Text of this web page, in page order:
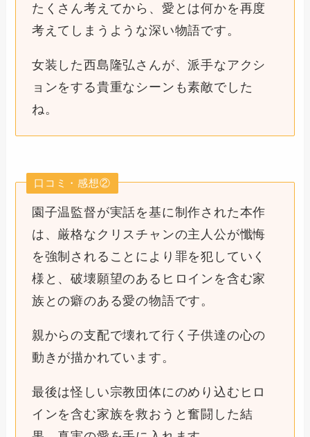
たくさん考えてから、愛とは何かを再度
考えてしまうような深い物語です。
女装した西島隆弘さんが、派手なアクシ
ョンをする貴重なシーンも素敵でした
ね。
口コミ・感想②
園子温監督が実話を基に制作された本作
は、厳格なクリスチャンの主人公が懺悔
を強制されることにより罪を犯していく
様と、破壊願望のあるヒロインを含む家
族との癖のある愛の物語です。
親からの支配で壊れて行く子供達の心の
動きが描かれています。
最後は怪しい宗教団体にのめり込むヒロ
インを含む家族を救おうと奮闘した結